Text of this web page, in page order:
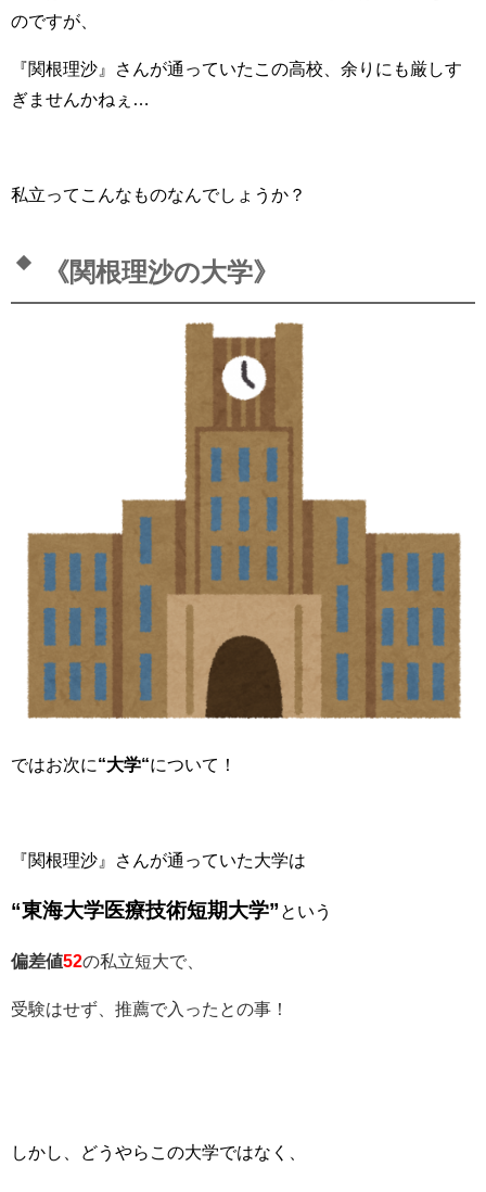
のですが、
『関根理沙』さんが通っていたこの高校、余りにも厳しす
ぎませんかねぇ…
私立ってこんなものなんでしょうか？
《関根理沙の大学》
ではお次に“大学“について！
『関根理沙』さんが通っていた大学は
“東海大学医療技術短期大学” という
偏差値52の私立短大で、
受験はせず、推薦で入ったとの事！
しかし、どうやらこの大学ではなく